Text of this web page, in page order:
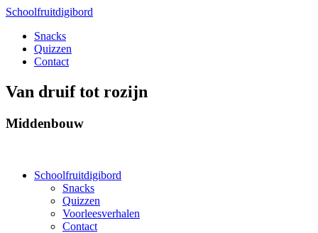
Schoolfruitdigibord
Snacks
Quizzen
Contact
Van druif tot rozijn
Middenbouw
Schoolfruitdigibord
Snacks
Quizzen
Voorleesverhalen
Contact